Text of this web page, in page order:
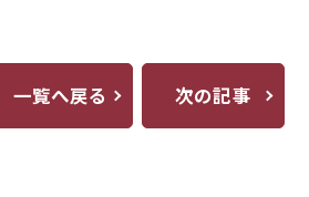
一覧へ戻る 次の記事